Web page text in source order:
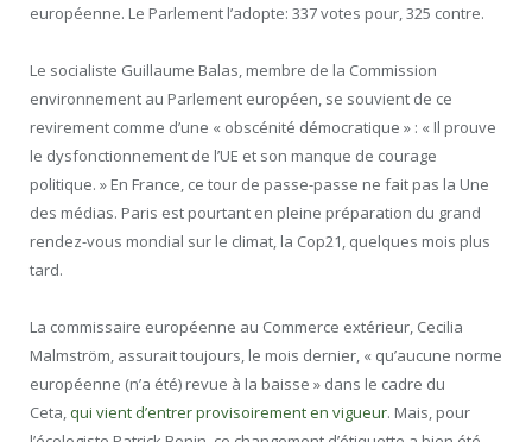
européenne. Le Parlement l’adopte: 337 votes pour, 325 contre.
Le socialiste Guillaume Balas, membre de la Commission
environnement au Parlement européen, se souvient de ce
revirement comme d’une « obscénité démocratique » : « Il prouve
le dysfonctionnement de l’UE et son manque de courage
politique. » En France, ce tour de passe-passe ne fait pas la Une
des médias. Paris est pourtant en pleine préparation du grand
rendez-vous mondial sur le climat, la Cop21, quelques mois plus
tard.
La commissaire européenne au Commerce extérieur, Cecilia
Malmström, assurait toujours, le mois dernier, « qu’aucune norme
européenne (n’a été) revue à la baisse » dans le cadre du
Ceta,qui vient d’entrer provisoirement en vigueur. Mais, pour